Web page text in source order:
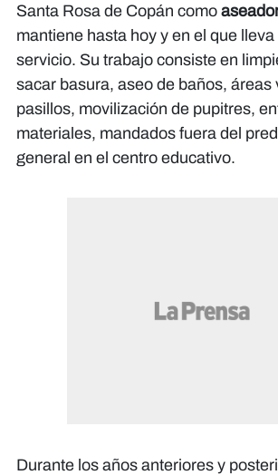
Santa Rosa de Copán como
mantiene hasta hoy y en el que lleva
servicio. Su trabajo consiste en
sacar basura, aseo de baños, áreas
pasillos, movilización de pupitres,
materiales, mandados fuera del
general en el centro educativo.
Durante los años anteriores y